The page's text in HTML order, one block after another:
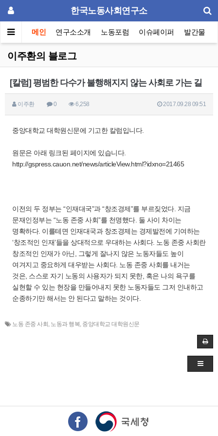
한국노동사회연구소
메인 연구소소개 노동포럼 이슈페이퍼 발간물
이주환의 블로그
[칼럼] 평범한 다수가 불행해지지 않는 사회로 가는 길
이주환 0 6,258 2017.09.28 09:51
중앙대학교 대학원신문에 기고한 칼럼입니다.
원문은 아래 링크된 페이지에 있습니다.
http://gspress.cauon.net/news/articleView.html?idxno=21465
이전의 두 정부는 “인재대국”과 “창조경제”를 부르짖었다. 지금
문재인정부는 “노동 존중 사회”를 천명했다. 둘 사이 차이는
명확하다. 이를테면 인재대국과 창조경제는 경제발전에 기여하는
‘창조적인 인재’들을 상대적으로 우대하는 사회다. 노동 존중 사회란
창조적인 인재가 아닌, 그렇게 잘나지 않은 노동자들도 높이
여겨지고 중요하게 대우받는 사회다. 노동 존중 사회를 내거는
것은, 스스로 자기 노동의 사용자가 되지 못한, 혹은 나의 욕구를
실현할 수 있는 현장을 만들어내지 못한 노동자들도 그저 인내하고
순종하기만 해서는 안 된다고 말하는 것이다.
노동 존중 사회 , 노동과 행복, 중앙대학교 대학원신문